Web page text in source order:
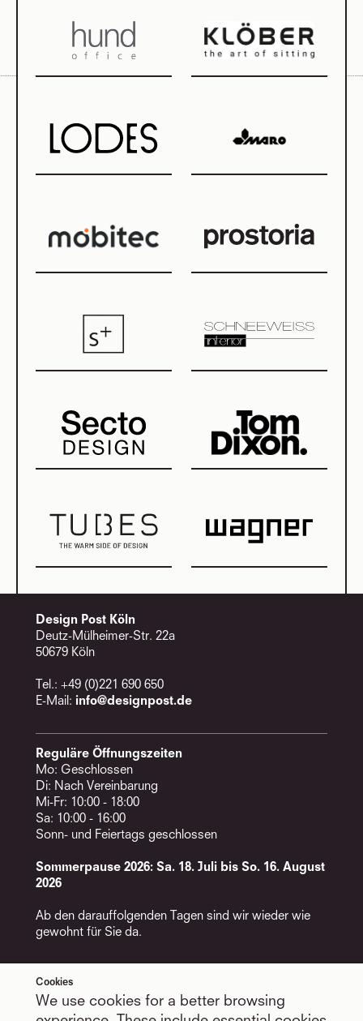
Services
Terminvereinbarung
Newsletter
Design Post Köln
Deutz-Mülheimer-Str. 22a
50679 Köln
Tel.: +49 (0)221 690 650
E-Mail: info@designpost.de
Reguläre Öffnungszeiten
Mo: Geschlossen
Di: Nach Vereinbarung
Mi-Fr: 10:00 - 18:00
Sa: 10:00 - 16:00
Sonn- und Feiertags geschlossen
Sommerpause 2026: Sa. 18. Juli bis So. 16. August
2026
Ab den darauffolgenden Tagen sind wir wieder wie
gewohnt für Sie da.
LinkedIn
Facebook
Cookies
We use cookies for a better browsing